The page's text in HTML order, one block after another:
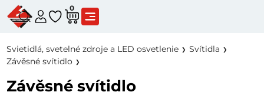
0
Svietidlá, svetelné zdroje a LED osvetlenie
Svítidla
Závěsné svítidlo
Závěsné svítidlo